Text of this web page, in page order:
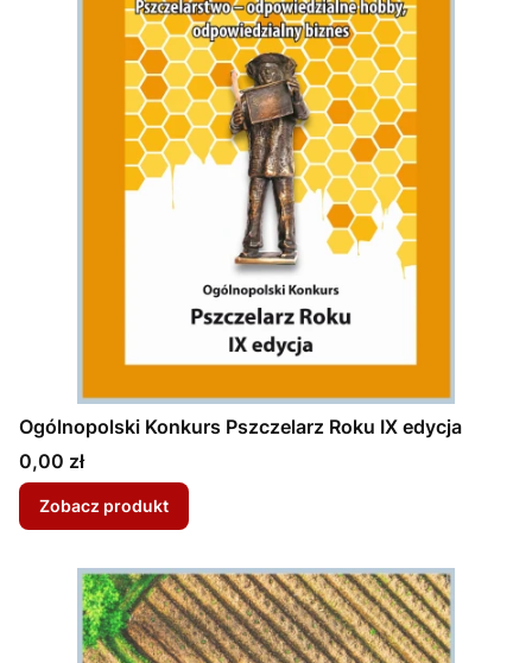
Ogólnopolski Konkurs Pszczelarz Roku IX edycja
Cena
0,00 zł
Zobacz produkt